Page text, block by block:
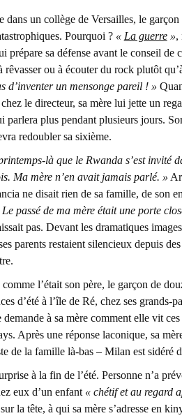
dans un collège de Versailles, le garçon
Pourquoi ? « La guerre»,
prépare sa défense avant le conseil de
rêvasser ou à écouter du rock plutôt
d’inventer un mensonge pareil ! »
le directeur, sa mère lui jette un
parlera plus pendant plusieurs jours.
redoubler sa sixième.
là que le Rwanda s’est invité
Ma mère n’en avait jamais parlé. »
ne disait rien de sa famille, de son
Le passé de ma mère était une porte
pas. Devant les dramatiques
parents restaient silencieux depuis
l’était son père, le garçon de
d’été à l’île de Ré, chez ses grands-
demande à sa mère comment elle vit
Après une réponse laconique, sa
de la famille là-bas – Milan est sidéré
à la fin de l’été. Personne n’a
eux d’un enfant « chétif et au regard
la tête, à qui sa mère s’adresse en